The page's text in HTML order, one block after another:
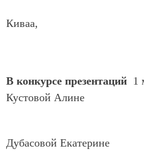
3 место
Киваа,
Крылова
В конкурсе презентаций 1
Кустовой Алине
2 место
Дубасовой Екатерине